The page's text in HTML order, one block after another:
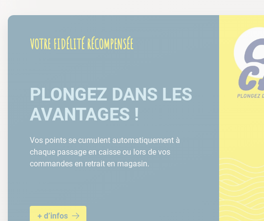
VOTRE FIDÉLITÉ RÉCOMPENSÉE
PLONGEZ DANS LES
AVANTAGES !
Vos points se cumulent automatiquement à
chaque passage en caisse ou lors de vos
commandes en retrait en magasin.
+ d’infos